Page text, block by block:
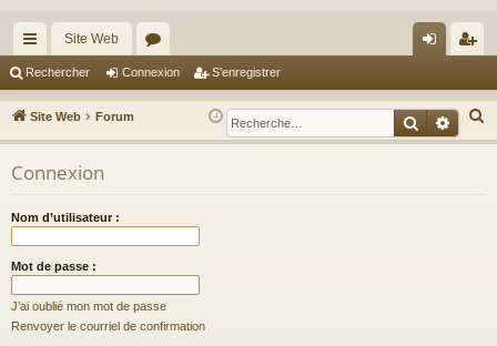
cc
ès
ra
pi
Site Web
or
u
m
ne
xi
nr
eg
Rechercher Connexion S’enregistrer
Site Web Forum
e
Connexion
Nom d’utilisateur :
Mot de passe :
J’ai oublié mon mot de passe
Renvoyer le courriel de confirmation